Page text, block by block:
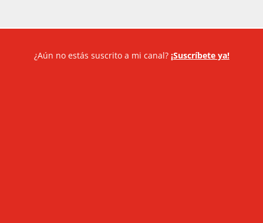
¿Aún no estás suscrito a mi canal? ¡Suscríbete ya!